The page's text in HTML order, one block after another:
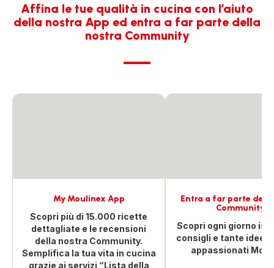
Affina le tue qualità in cucina con l’aiuto
della nostra App ed entra a far parte della
nostra Community
My Moulinex App
Scopri più di 15.000 ricette
dettagliate e le recensioni
della nostra Community.
Semplifica la tua vita in cucina
grazie ai servizi “Lista della
Entra a far parte
Community!
Scopri ogni giorno
consigli e tante idee
appassionati